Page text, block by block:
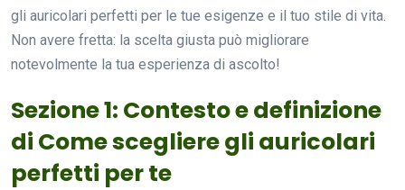
gli auricolari perfetti per le tue esigenze e il tuo stile di vita.
Non avere fretta: la scelta giusta può migliorare
notevolmente la tua esperienza di ascolto!
Sezione 1: Contesto e definizione
di Come scegliere gli auricolari
perfetti per te